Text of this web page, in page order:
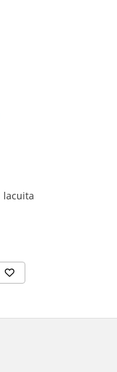
lacuita